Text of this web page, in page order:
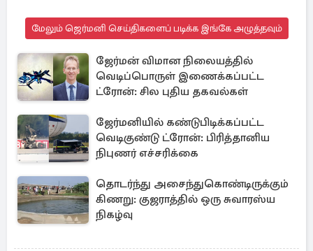
மேலும் ஜெர்மனி செய்திகளைப் படிக்க இங்கே அழுத்தவும்
ஜேர்மன் விமான நிலையத்தில்
வெடிப்பொருள் இணைக்கப்பட்ட
ட்ரோன்: சில புதிய தகவல்கள்
ஜேர்மனியில் கண்டுபிடிக்கப்பட்ட
வெடிகுண்டு ட்ரோன்: பிரித்தானிய
நிபுணர் எச்சரிக்கை
தொடர்ந்து அசைந்துகொண்டிருக்கும்
கிணறு: குஜராத்தில் ஒரு சுவாரஸ்ய
நிகழ்வு